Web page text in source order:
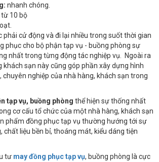
nhanh chóng.
từ 10 bộ
phải cử động và đi lại nhiều trong suốt thời gian
phục cho bộ phận tạp vụ - buồng phòng sự
nhất trong từng động tác nghiệp vụ. Ngoài ra
khách sạn này cũng góp phần xây dựng hình
chuyên nghiệp của nhà hàng, khách sạn trong
tạp vụ, buồng phòng thể hiện sự thống nhất
cơ cấu tổ chức của một nhà hàng, khách sạn
phẩm đồng phục tạp vụ thường hướng tới sự
chất liệu bền bỉ, thoáng mát, kiểu dáng tiện
tư may đồng phục tạp vụ, buồng phòng là cực